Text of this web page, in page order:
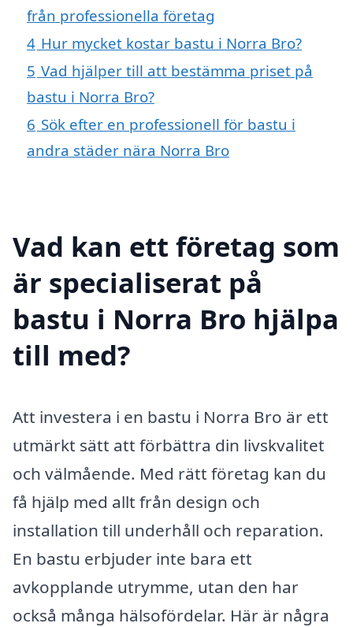
från professionella företag
4 Hur mycket kostar bastu i Norra Bro?
5 Vad hjälper till att bestämma priset på
bastu i Norra Bro?
6 Sök efter en professionell för bastu i
andra städer nära Norra Bro
Vad kan ett företag som
är specialiserat på
bastu i Norra Bro hjälpa
till med?
Att investera i en bastu i Norra Bro är ett
utmärkt sätt att förbättra din livskvalitet
och välmående. Med rätt företag kan du
få hjälp med allt från design och
installation till underhåll och reparation.
En bastu erbjuder inte bara ett
avkopplande utrymme, utan den har
också många hälsofördelar. Här är några